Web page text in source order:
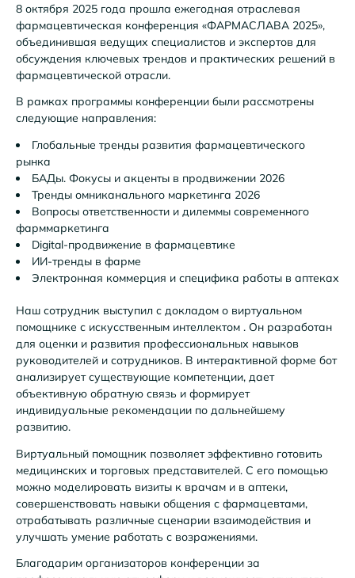
8 октября 2025 года прошла ежегодная отраслевая
фармацевтическая конференция «ФАРМАСЛАВА 2025»,
объединившая ведущих специалистов и экспертов для
обсуждения ключевых трендов и практических решений в
фармацевтической отрасли.
В рамках программы конференции были рассмотрены
следующие направления:
Глобальные тренды развития фармацевтического
рынка
БАДы. Фокусы и акценты в продвижении 2026
Тренды омниканального маркетинга 2026
Вопросы ответственности и дилеммы современного
фарммаркетинга
Digital-продвижение в фармацевтике
ИИ-тренды в фарме
Электронная коммерция и специфика работы в аптеках
Наш сотрудник выступил с докладом о виртуальном
помощнике с искусственным интеллектом . Он разработан
для оценки и развития профессиональных навыков
руководителей и сотрудников. В интерактивной форме бот
анализирует существующие компетенции, дает
объективную обратную связь и формирует
индивидуальные рекомендации по дальнейшему
развитию.
Виртуальный помощник позволяет эффективно готовить
медицинских и торговых представителей. С его помощью
можно моделировать визиты к врачам и в аптеки,
совершенствовать навыки общения с фармацевтами,
отрабатывать различные сценарии взаимодействия и
улучшать умение работать с возражениями.
Благодарим организаторов конференции за